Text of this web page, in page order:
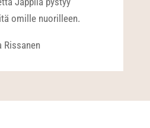
omille nuorilleen.
Rissanen